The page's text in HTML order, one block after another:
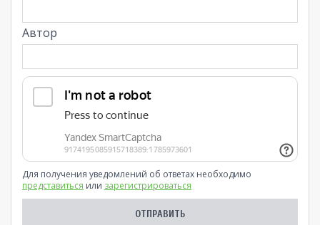
Автор
Для получения уведомлений об ответах необходимо
представиться или зарегистрироваться